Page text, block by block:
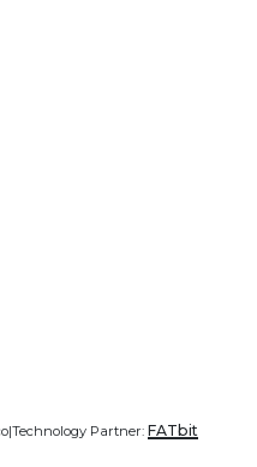
|Technology Partner: FATbit